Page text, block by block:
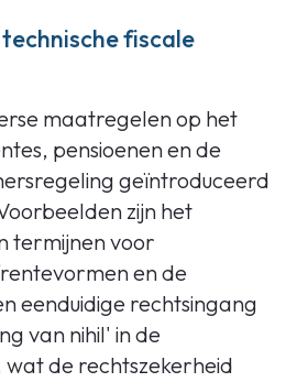
fiscale
maatregelen op het
pensioenen en de
geïntroduceerd
zijn het
termijnen voor
en de
eenduidige rechtsingang
van nihil' in de
de rechtszekerheid